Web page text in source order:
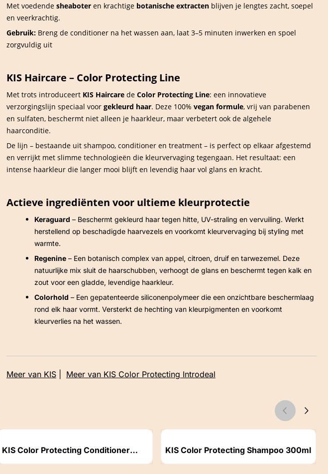
Met voedende sheaboteren krachtige botanische extractenblijven je lengtes zacht, soepel
en veerkrachtig.
Gebruik:Breng de conditioner na het wassen aan, laat 3–5 minuten inwerken en spoel
zorgvuldig uit
KIS Haircare – Color Protecting Line
Met trots introduceert KIS Haircarede Color Protecting Line: een innovatieve
verzorgingslijn speciaal voor gekleurd haar. Deze 100% vegan formule, vrij van parabenen
en sulfaten, beschermt niet alleen je haarkleur, maar verbetert ook de algehele
haarconditie.
De lijn – bestaande uit shampoo, conditioner en treatment – is perfect op elkaar afgestemd
en verrijkt met slimme technologieën die kleurvervaging tegengaan. Het resultaat: een
intense haarkleur die langer mooi blijft en levendig haar vol glans en kracht.
Actieve ingrediënten voor ultieme kleurprotectie
Keraguard – Beschermt gekleurd haar tegen hitte, UV-straling en vervuiling. Werkt
herstellend op beschadigde haarvezels en voorkomt kleurvervaging bij styling met
warmte.
Regenine– Een botanisch complex van appel, citroen, druif en tarwezemel. Deze
natuurlijke mix sluit de haarschubben, verhoogt de glans en beschermt tegen kalk en
zout voor een gladde, levendige haarkleur.
Colorhold – Een gepatenteerde siliconenpolymeer die een onzichtbare beschermlaag
rond elk haar vormt. Versterkt de hechting van kleurpigmenten en voorkomt
kleurverlies na het wassen.
Meer van KIS| Meer van KIS Color Protecting Introdeal
KIS Color Protecting Conditioner
Prijs niet zichtbaar
KIS Color Protecting Shampoo 300ml
Prijs niet zichtbaar